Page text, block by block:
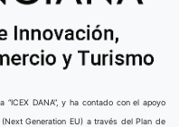
“ICEX DANA”, y ha contado con el apoyo
Generation EU) a través del Plan de